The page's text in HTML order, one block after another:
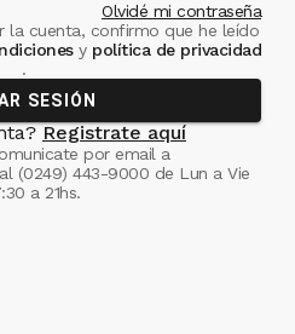
Olvidé mi contraseña
la cuenta, confirmo que he leído
ypolítica de privacidad
.
SESIÓN
Registrate aquí
por email a
(0249) 443-9000 de Lun a Vie
a 21hs.